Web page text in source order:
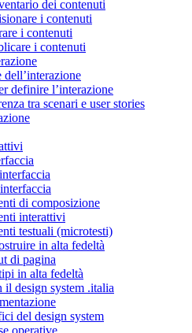
dei contenuti
i contenuti
i contenuti
i contenuti
dell’interazione
definire l’interazione
tra scenari e user stories
di composizione
interattivi
testuali (microtesti)
in alta fedeltà
di pagina
in alta fedeltà
il design system .italia
del design system
operative